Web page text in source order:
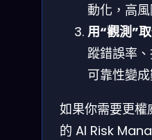
動化，高
用“觀測”
蹤錯誤率
可靠性變
如果你需要更權
的 AI Risk